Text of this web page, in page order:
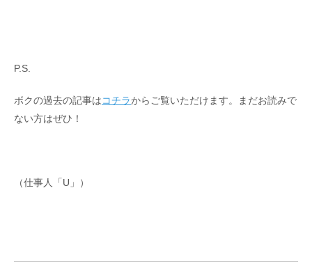
P.S.
ボクの過去の記事はコチラからご覧いただけます。まだお読みで
ない方はぜひ！
（仕事人「U」）